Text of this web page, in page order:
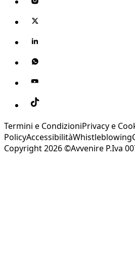
Termini e CondizioniPrivacy e
PolicyAccessibilitàWhistleblowing
Copyright 2026 ©Avvenire P.Iva